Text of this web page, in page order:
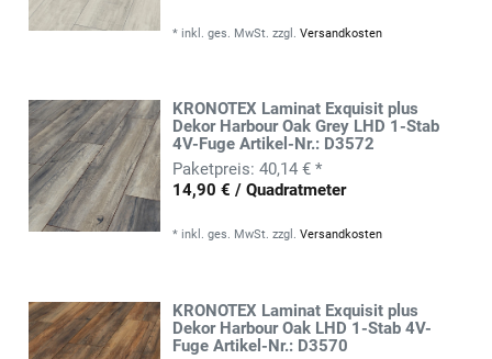
* inkl. ges. MwSt. zzgl.Versandkosten
KRONOTEX Laminat Exquisit plus
Dekor Harbour Oak Grey LHD 1-Stab
4V-Fuge Artikel-Nr.: D3572
40,14 € *
14,90 € / Quadratmeter
* inkl. ges. MwSt. zzgl.Versandkosten
KRONOTEX Laminat Exquisit plus
Dekor Harbour Oak LHD 1-Stab 4V-
Fuge Artikel-Nr.: D3570